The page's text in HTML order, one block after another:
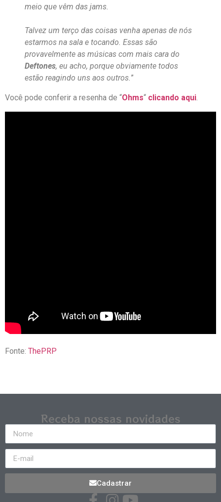
meio que vêm das jams.
Talvez um terço das coisas venha apenas de nós
estarmos na sala e tocando. Essas são
provavelmente as músicas com mais cara do
Deftones, eu acho, porque obviamente todos
estão reagindo uns aos outros. ”
Você pode conferir a resenha de “Ohms“ clicando aqui
Fonte: ThePRP
Receba nossas novidades
Cadastrar